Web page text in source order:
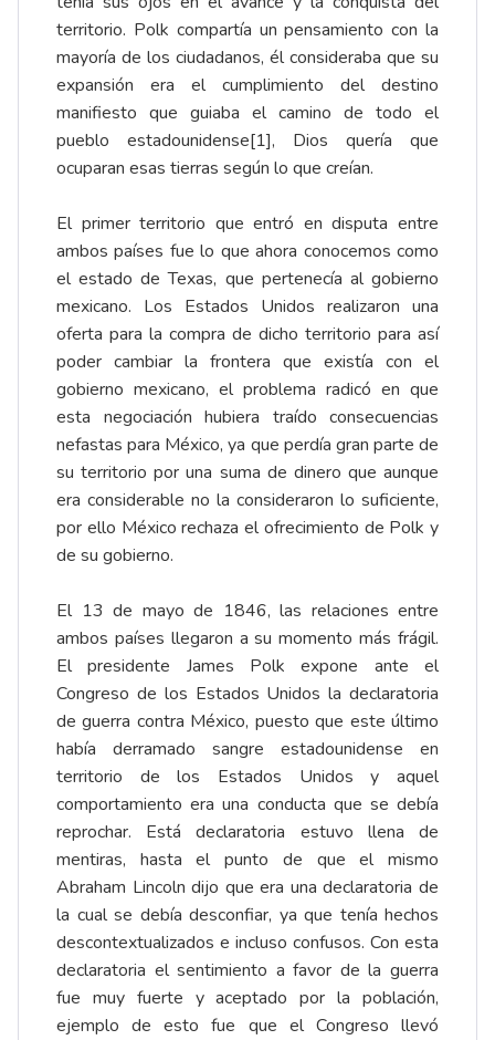
territorio. Polk compartía un pensamiento con la
mayoría de los ciudadanos, él consideraba que su
expansión era el cumplimiento del destino
manifiesto que guiaba el camino de todo el
pueblo estadounidense[1], Dios quería que
ocuparan esas tierras según lo que creían.
El primer territorio que entró en disputa entre
ambos países fue lo que ahora conocemos como
el estado de Texas, que pertenecía al gobierno
mexicano. Los Estados Unidos realizaron una
oferta para la compra de dicho territorio para así
poder cambiar la frontera que existía con el
gobierno mexicano, el problema radicó en que
esta negociación hubiera traído consecuencias
nefastas para México, ya que perdía gran parte de
su territorio por una suma de dinero que aunque
era considerable no la consideraron lo suficiente,
por ello México rechaza el ofrecimiento de Polk y
de su gobierno.
El 13 de mayo de 1846, las relaciones entre
ambos países llegaron a su momento más frágil.
El presidente James Polk expone ante el
Congreso de los Estados Unidos la declaratoria
de guerra contra México, puesto que este último
había derramado sangre estadounidense en
territorio de los Estados Unidos y aquel
comportamiento era una conducta que se debía
reprochar. Está declaratoria estuvo llena de
mentiras, hasta el punto de que el mismo
Abraham Lincoln dijo que era una declaratoria de
la cual se debía desconfiar, ya que tenía hechos
descontextualizados e incluso confusos. Con esta
declaratoria el sentimiento a favor de la guerra
fue muy fuerte y aceptado por la población,
ejemplo de esto fue que el Congreso llevó